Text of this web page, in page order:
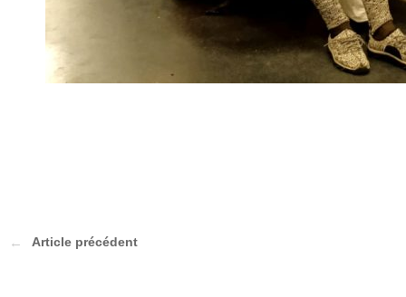
Article précédent